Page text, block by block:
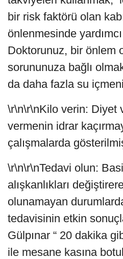
bir risk faktörü olan
önlenmesinde
Doktorunuz, bir önlem
sorununuza bağlı
da daha fazla su
\r\n\r\nKilo verin: Diyet
vermenin idrar
çalışmalarda
\r\n\r\nTedavi olun:
alışkanlıkları
olunamayan
tedavisinin etkin
Gülpınar “ 20 dakika
ile mesane kasına